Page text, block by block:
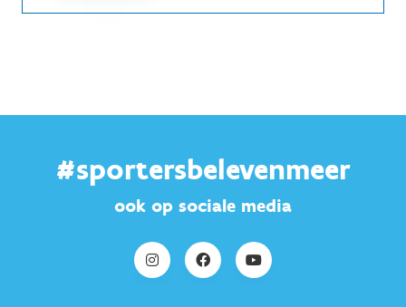
#sportersbelevenmeer
ook op sociale media